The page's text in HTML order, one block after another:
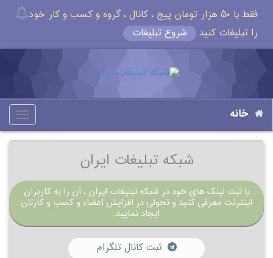
فقط با ۵۰ هزار تومان پیج ، کانال ، گروه و کسب و کار خود
را تبلیغات کنید
شروع تبلیغات
خانه
شبکه تبلیغات ایران
با ثبت لینک های خود در شبکه تبلیغات ایران ، آن را به کاربران
اینترنت معرفی کنید و تحولی در افزایش اعضاء و کسب و کارتان
ایجاد نمایید.
ثبت کانال تلگرام